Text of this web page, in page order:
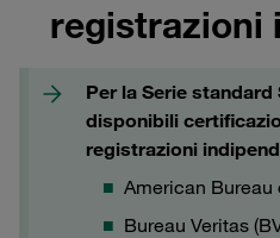
registrazioni
Per la Serie standard
disponibili
registrazioni
American Bureau
Bureau Veritas